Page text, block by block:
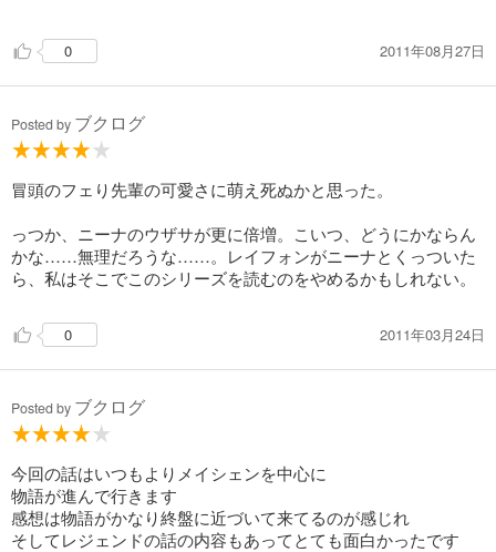
フェリは好きだけどそこまでではないので、正直特には…
どちらかというと、宣言してしまうのは恩着せがましく感じ
クララと二人がかりとはいえ、ニーナがレイフォンと互角に戦
うシーンは
しかも、勝たせるとはちょっと意外だった。
この辺りもちょっと、話がでかくなりすぎている故の弊害に思
う。
それは、ヴァティの話でも言えると思う。
でかいといえば、リーリンが守られる存在ではなく
戦える力があるというのもちょっと鬱になる展開。
なんだかんだいってレイフォンが好きなので
この物語は一体どんな決着をみるのだろう。
0 2011年08月27日
Posted by ブクログ
冒頭のフェり先輩の可愛さに萌え死ぬかと思った。
っつか、ニーナのウザサが更に倍増。こいつ、どうにかならん
かな……無理だろうな……。レイフォンがニーナとくっついた
ら、私はそこでこのシリーズを読むのをやめるかもしれない。
0 2011年03月24日
Posted by ブクログ
今回の話はいつもよりメイシェンを中心に
物語が進んで行きます
感想は物語がかなり終盤に近づいて来てるのが感じれ
そしてレジェンドの話の内容もあってとても面白かったです